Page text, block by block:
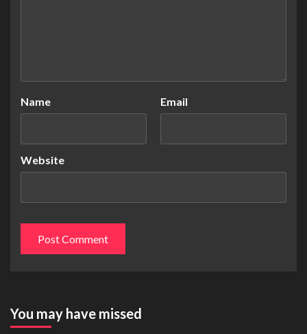
Name Email
Website
You may have missed